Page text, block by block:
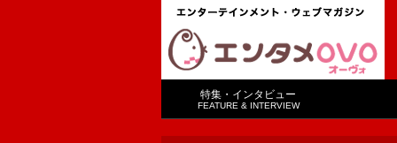
特集・インタビュー
FEATURE & INTERVIEW